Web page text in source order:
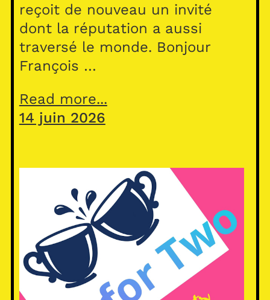
reçoit de nouveau un invité
dont la réputation a aussi
traversé le monde. Bonjour
François …
Read more...
14 juin 2026